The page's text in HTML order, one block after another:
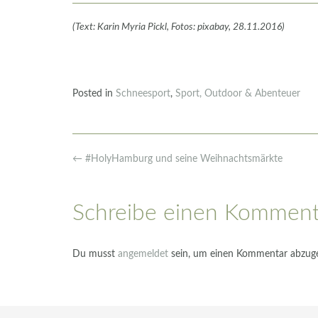
(Text: Karin Myria Pickl, Fotos: pixabay, 28.11.2016)
Posted in Schneesport, Sport, Outdoor & Abenteuer
Post
← #HolyHamburg und seine Weihnachtsmärkte
Schreibe einen
Du musst angemeldet sein, um einen Kommentar